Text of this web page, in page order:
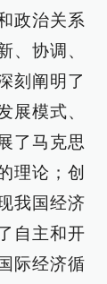
政治关系
、协调、
刻阐明了
展模式、
了马克思
理论；创
我国经济
自主和开
际经济循